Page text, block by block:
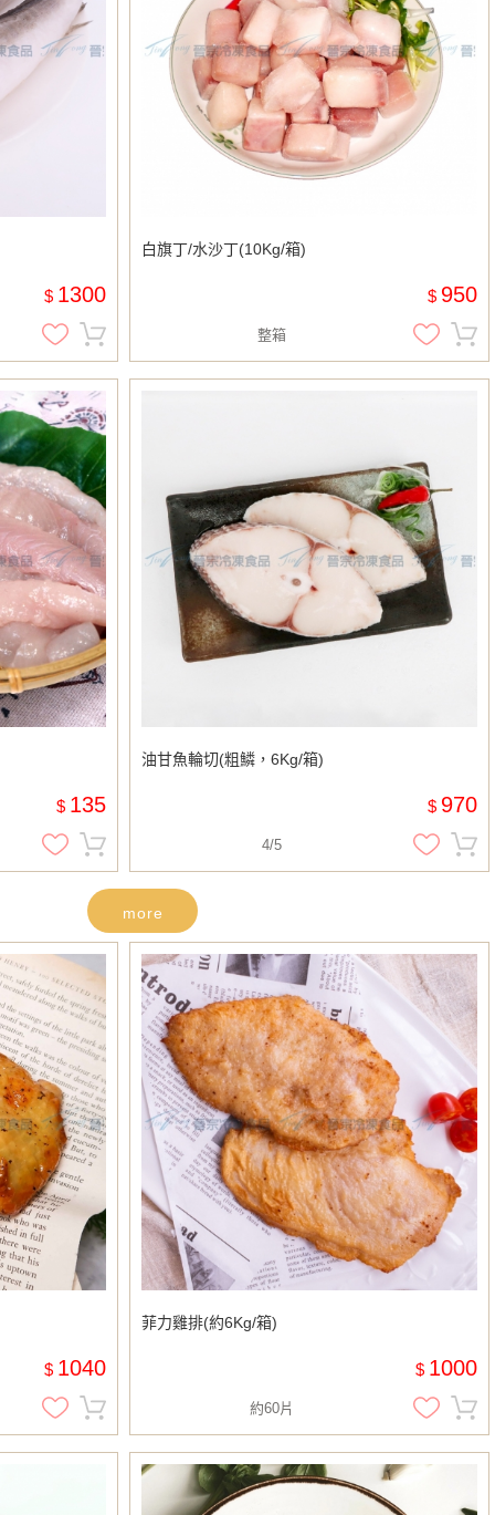
$ 1300
白旗丁/水沙丁(10Kg/箱)
$ 950
整箱
$ 135
油甘魚輪切(粗鱗，6Kg/箱)
$ 970
4/5
more
$ 1040
菲力雞排(約6Kg/箱)
$ 1000
約60片